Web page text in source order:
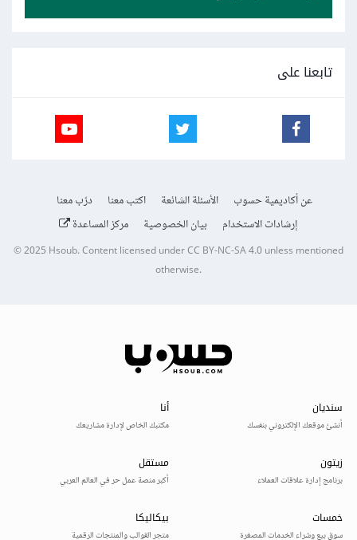
تابعنا على
عن أكاديمية حسوب الأسئلة الشائعة اكتب معنا
درّب معنا
إرشادات الاستخدام
بيان الخصوصية مركز المساعدة
© 2025Hsoub.Content licensed underCC BY-NC-SA 4.0unless mentioned
otherwise.